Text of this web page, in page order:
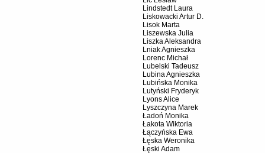
Lindstedt Laura
Liskowacki Artur D.
Lisok Marta
Liszewska Julia
Liszka Aleksandra
Lniak Agnieszka
Lorenc Michał
Lubelski Tadeusz
Lubina Agnieszka
Lubińska Monika
Lutyński Fryderyk
Lyons Alice
Lyszczyna Marek
Ładoń Monika
Łakota Wiktoria
Łączyńska Ewa
Łęska Weronika
Łęski Adam